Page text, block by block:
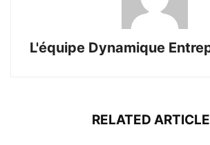
L'équipe Dynamique
RELATED